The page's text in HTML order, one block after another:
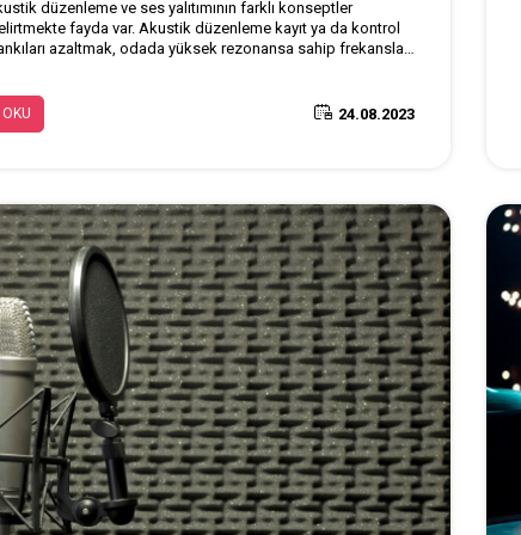
düzenleme ve ses yalıtımının farklı konseptler
fayda var. Akustik düzenleme kayıt ya da kontrol
azaltmak, odada yüksek rezonansa sahip frekansları
azaltmayı amaçlar.
24.08.2023